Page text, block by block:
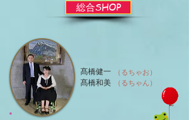
総合SHOP
（るちゃお）
（るちゃん）
髙橋健一
髙橋和美